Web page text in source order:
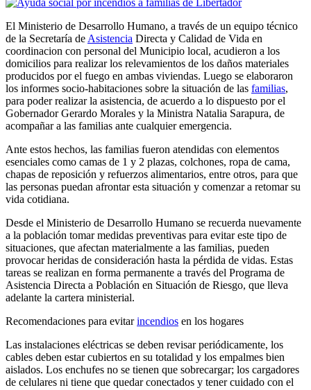
El Ministerio de Desarrollo Humano, a través de un equipo técnico
de la Secretaría de Asistencia Directa y Calidad de Vida en
coordinacion con personal del Municipio local, acudieron a los
domicilios para realizar los relevamientos de los daños materiales
producidos por el fuego en ambas viviendas. Luego se elaboraron
los informes socio-habitaciones sobre la situación de las familias,
para poder realizar la asistencia, de acuerdo a lo dispuesto por el
Gobernador Gerardo Morales y la Ministra Natalia Sarapura, de
acompañar a las familias ante cualquier emergencia.
Ante estos hechos, las familias fueron atendidas con elementos
esenciales como camas de 1 y 2 plazas, colchones, ropa de cama,
chapas de reposición y refuerzos alimentarios, entre otros, para que
las personas puedan afrontar esta situación y comenzar a retomar su
vida cotidiana.
Desde el Ministerio de Desarrollo Humano se recuerda nuevamente
a la población tomar medidas preventivas para evitar este tipo de
situaciones, que afectan materialmente a las familias, pueden
provocar heridas de consideración hasta la pérdida de vidas. Estas
tareas se realizan en forma permanente a través del Programa de
Asistencia Directa a Población en Situación de Riesgo, que lleva
adelante la cartera ministerial.
Recomendaciones para evitarincendios en los hogares
Las instalaciones eléctricas se deben revisar periódicamente, los
cables deben estar cubiertos en su totalidad y los empalmes bien
aislados. Los enchufes no se tienen que sobrecargar; los cargadores
de celulares ni tiene que quedar conectados y tener cuidado con el